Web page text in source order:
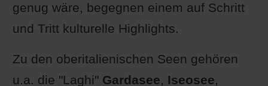
genug wäre, begegnen einem auf Schritt
und Tritt kulturelle Highlights.
Zu den oberitalienischen Seen gehören
u.a. die "Laghi" Gardasee, Iseosee,